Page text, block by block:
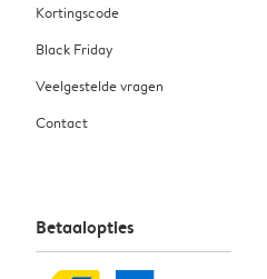
Kortingscode
Black Friday
Veelgestelde vragen
Contact
Betaalopties